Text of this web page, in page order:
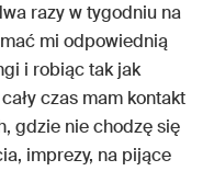
razy w tygodniu na
mi odpowiednią
i robiąc tak jak
czas mam kontakt
gdzie nie chodzę się
imprezy, na pijące